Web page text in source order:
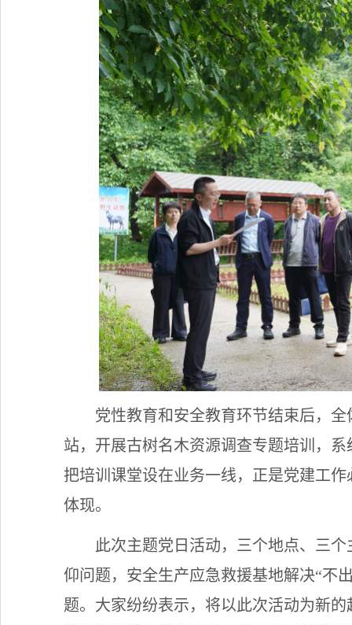
党性教育和安全教育环节结束后，
站，开展古树名木资源调查专题培训，
把培训课堂设在业务一线，正是党建工
体现。
此次主题党日活动，三个地点、三
仰问题，安全生产应急救援基地解决“不
题。大家纷纷表示，将以此次活动为新